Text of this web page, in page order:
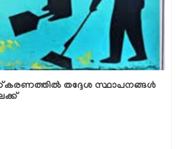
തദ്ദേശ സ്ഥാപനങ്ങള്‍